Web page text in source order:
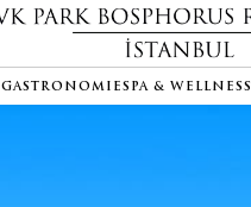
GASTRONOMIESPA & WELLNESS